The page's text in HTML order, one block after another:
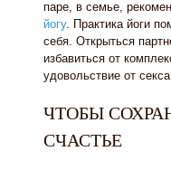
паре, в семье,
йогу. Практика йоги
себя. Открыться
избавиться от
удовольствие от
ЧТОБЫ
СЧАСТЬЕ